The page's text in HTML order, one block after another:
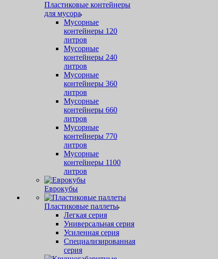
Пластиковые контейнеры
для мусора
Мусорные
контейнеры 120
литров
Мусорные
контейнеры 240
литров
Мусорные
контейнеры 360
литров
Мусорные
контейнеры 660
литров
Мусорные
контейнеры 770
литров
Мусорные
контейнеры 1100
литров
Еврокубы
Пластиковые паллеты
Легкая серия
Универсальная серия
Усиленная серия
Специализированная
серия